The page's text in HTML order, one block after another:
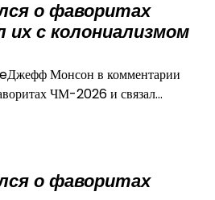
о фаворитах
их с колониализмом
Монсон в комментарии
ЧМ-2026 и связал…
о фаворитах